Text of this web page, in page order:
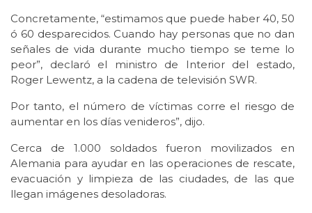
Concretamente, “estimamos que puede haber 40, 50
ó 60 desparecidos. Cuando hay personas que no dan
señales de vida durante mucho tiempo se teme lo
peor”, declaró el ministro de Interior del estado,
Roger Lewentz, a la cadena de televisión SWR.
Por tanto, el número de víctimas corre el riesgo de
aumentar en los días venideros”, dijo.
Cerca de 1.000 soldados fueron movilizados en
Alemania para ayudar en las operaciones de rescate,
evacuación y limpieza de las ciudades, de las que
llegan imágenes desoladoras.